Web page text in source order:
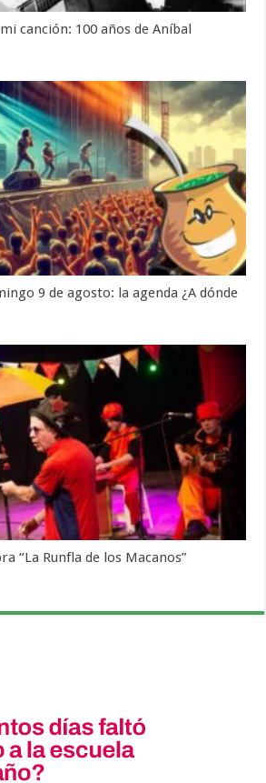
canción: 100 años de Aníbal
9 de agosto: la agenda ¿A dónde
“La Runfla de los Macanos”